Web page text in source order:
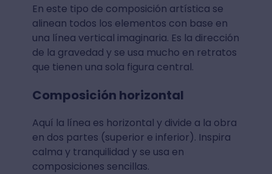
En este tipo de composición artística se
alinean todos los elementos con base en
una línea vertical imaginaria. Es la dirección
de la gravedad y se usa mucho en retratos
que tienen una sola figura central.
Composición horizontal
Aquí la línea es horizontal y divide a la obra
en dos partes (superior e inferior). Inspira
calma y tranquilidad y se usa en
composiciones sencillas.